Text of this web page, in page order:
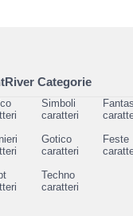
Categorie
Simboli
caratteri
Gotico
caratteri
Feste
Techno
caratteri